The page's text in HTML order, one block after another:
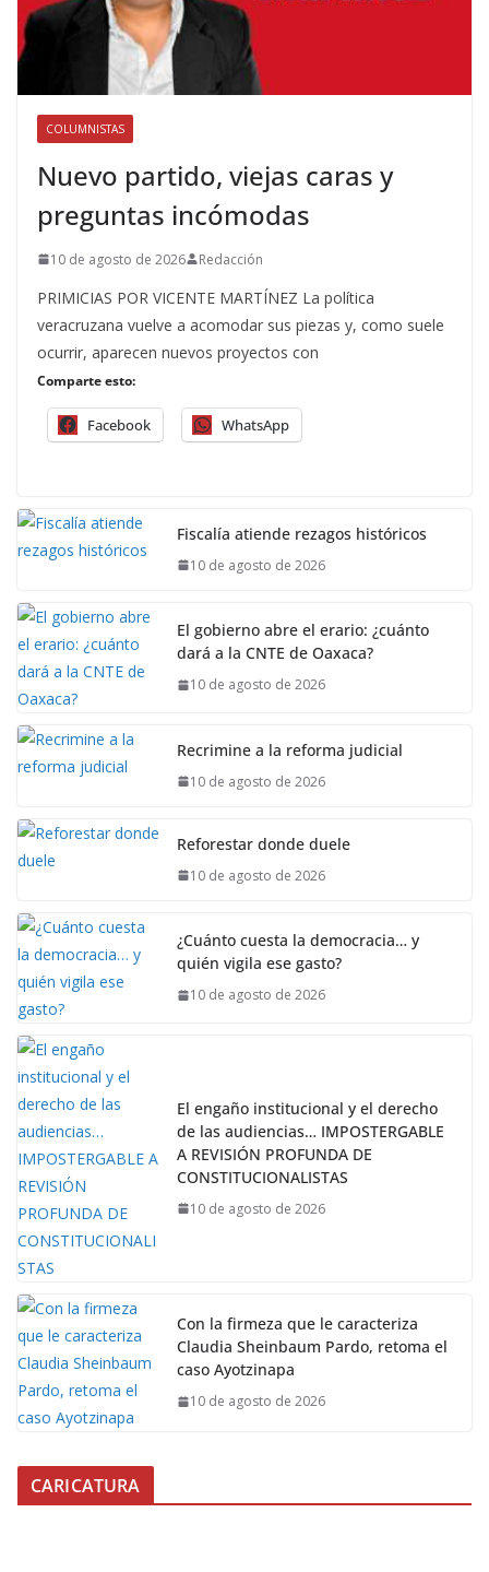
COLUMNISTAS
Nuevo partido, viejas caras y
preguntas incómodas
10 de agosto de 2026 Redacción
PRIMICIAS POR VICENTE MARTÍNEZ La política
veracruzana vuelve a acomodar sus piezas y, como suele
ocurrir, aparecen nuevos proyectos con
Comparte esto:
Facebook WhatsApp
Fiscalía atiende rezagos históricos
10 de agosto de 2026
El gobierno abre el erario: ¿cuánto
dará a la CNTE de Oaxaca?
10 de agosto de 2026
Recrimine a la reforma judicial
10 de agosto de 2026
Reforestar donde duele
10 de agosto de 2026
¿Cuánto cuesta la democracia… y
quién vigila ese gasto?
10 de agosto de 2026
El engaño institucional y el derecho
de las audiencias… IMPOSTERGABLE
A REVISIÓN PROFUNDA DE
CONSTITUCIONALISTAS
10 de agosto de 2026
Con la firmeza que le caracteriza
Claudia Sheinbaum Pardo, retoma el
caso Ayotzinapa
10 de agosto de 2026
CARICATURA